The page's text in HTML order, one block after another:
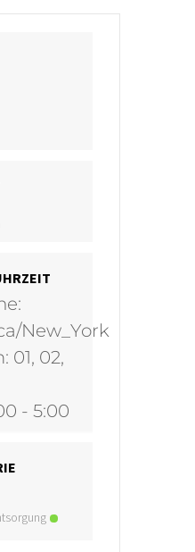
New_York
01, 02,
- 5:00